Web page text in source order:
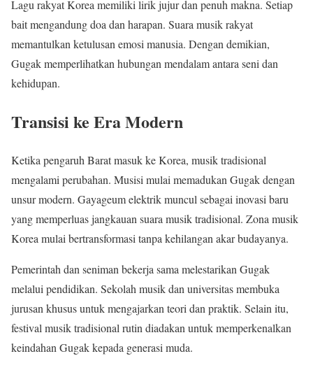
Lagu rakyat Korea memiliki lirik jujur dan penuh makna. Setiap
bait mengandung doa dan harapan. Suara musik rakyat
memantulkan ketulusan emosi manusia. Dengan demikian,
Gugak memperlihatkan hubungan mendalam antara seni dan
kehidupan.
Transisi ke Era Modern
Ketika pengaruh Barat masuk ke Korea, musik tradisional
mengalami perubahan. Musisi mulai memadukan Gugak dengan
unsur modern. Gayageum elektrik muncul sebagai inovasi baru
yang memperluas jangkauan suara musik tradisional. Zona musik
Korea mulai bertransformasi tanpa kehilangan akar budayanya.
Pemerintah dan seniman bekerja sama melestarikan Gugak
melalui pendidikan. Sekolah musik dan universitas membuka
jurusan khusus untuk mengajarkan teori dan praktik. Selain itu,
festival musik tradisional rutin diadakan untuk memperkenalkan
keindahan Gugak kepada generasi muda.